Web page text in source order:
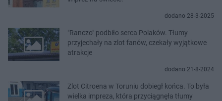
dodano 28-3-2025
"Ranczo" podbiło serca Polaków. Tłumy
przyjechały na zlot fanów, czekały wyjątkowe
atrakcje
dodano 21-8-2024
Zlot Citroena w Toruniu dobiegł końca. To była
wielka impreza, która przyciągnęła tłumy